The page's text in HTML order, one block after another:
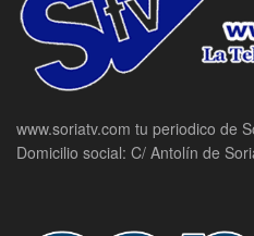
www.soriatv.com tu periodico de
Domicilio social: C/ Antolín de